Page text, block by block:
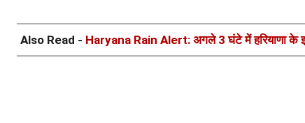
Also Read - Haryana Rain Alert: अगले 3 घंटे में हरियाणा के